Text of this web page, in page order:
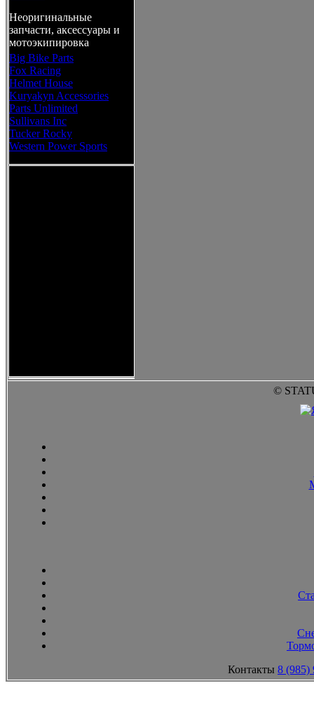
Неоригинальные
запчасти, аксессуары и
мотоэкипировка
Big Bike Parts
Fox Racing
Helmet House
Kuryakyn Accessories
Parts Unlimited
Sullivans Inc
Tucker Rocky
Western Power Sports
©
Контакты 8 (985)